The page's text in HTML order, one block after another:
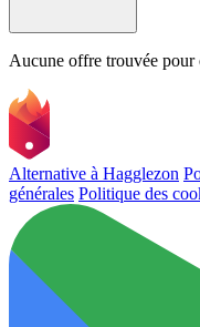
Aucune offre trouvée pour
Alternative à Hagglezon
générales Politique des